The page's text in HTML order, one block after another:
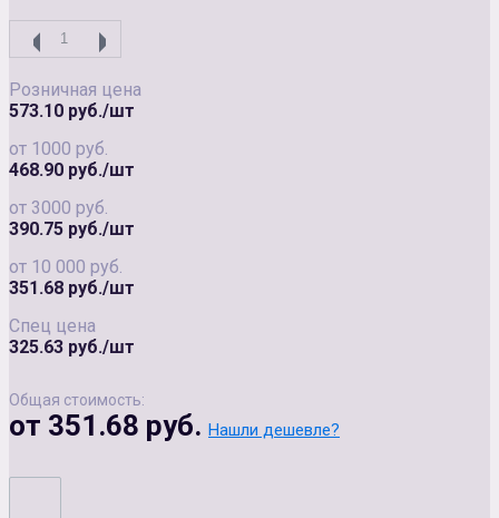
Розничная цена
573.10 руб./шт
от 1000 руб.
468.90 руб./шт
от 3000 руб.
390.75 руб./шт
от 10 000 руб.
351.68 руб./шт
Спец цена
325.63 руб./шт
Общая стоимость:
от 351.68 руб. Нашли дешевле?